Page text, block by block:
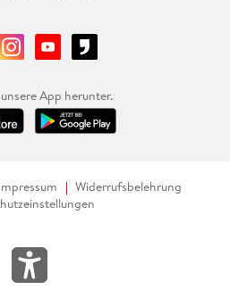
App herunter.
Widerrufsbelehrung